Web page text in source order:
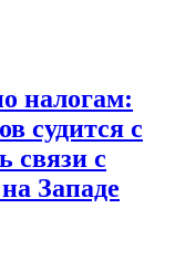
налогам:
судится с
с
Западе